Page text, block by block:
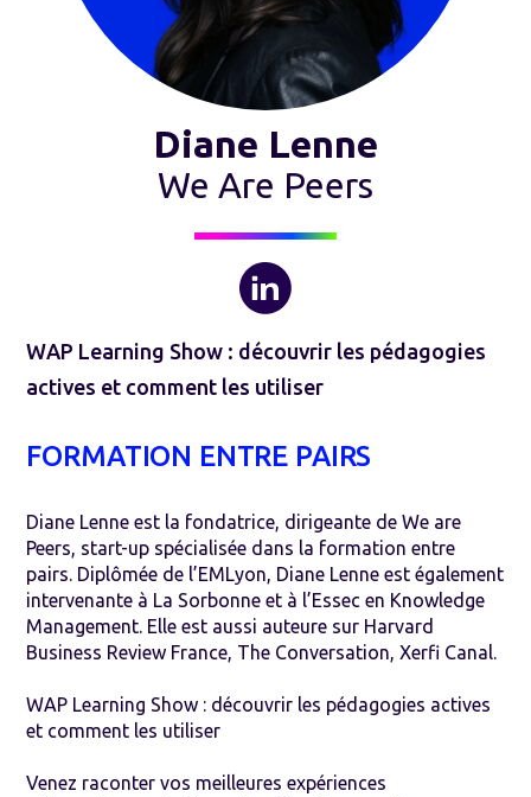
Diane Lenne
We Are Peers
WAP Learning Show : découvrir les pédagogies
actives et comment les utiliser
FORMATION ENTRE PAIRS
Diane Lenne est la fondatrice, dirigeante de We are
Peers, start-up spécialisée dans la formation entre
pairs. Diplômée de l’EMLyon, Diane Lenne est également
intervenante à La Sorbonne et à l’Essec en Knowledge
Management. Elle est aussi auteure sur Harvard
Business Review France, The Conversation, Xerfi Canal.
WAP Learning Show : découvrir les pédagogies actives
et comment les utiliser
Venez raconter vos meilleures expériences